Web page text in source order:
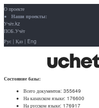
О проекте
Наши проекты:
Учёт.kz
ПОБ.Учёт
Рус | Қаз | Eng
Состояние базы:
Всего документов: 355649
На казахском языке: 176600
На русском языке: 176917